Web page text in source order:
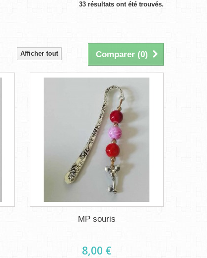
33 résultats ont été trouvés.
Comparer (0)
Afficher tout
MP souris
8,00 €